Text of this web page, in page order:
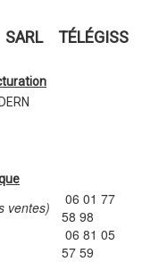
TÉLÉGISS
ventes)
06 01 77
58 98
06 81 05
57 59